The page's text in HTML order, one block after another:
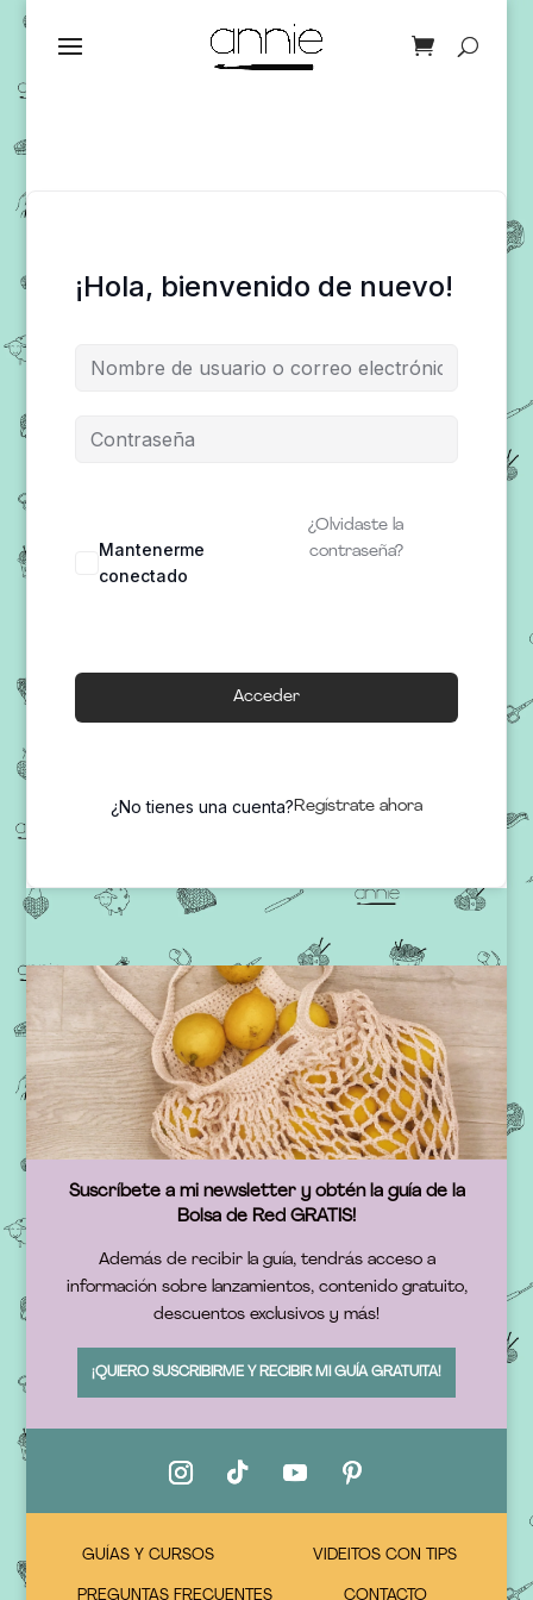
¡Hola, bienvenido de nuevo!
Mantenerme
conectado
¿Olvidaste la
contraseña?
Acceder
¿No tienes una cuenta?Regístrate ahora
Suscríbete a mi newsletter y obtén la guía de la
Bolsa de Red GRATIS!
Además de recibir la guía, tendrás acceso a
información sobre lanzamientos, contenido gratuito,
descuentos exclusivos y más!
¡QUIERO SUSCRIBIRME Y RECIBIR MI GUÍA GRATUITA!
GUÍAS Y CURSOS VIDEITOS CON TIPS
PREGUNTAS FRECUENTES CONTACTO